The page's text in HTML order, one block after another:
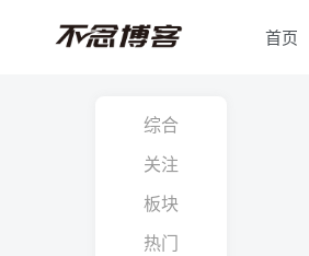
首页
综合
关注
板块
热门